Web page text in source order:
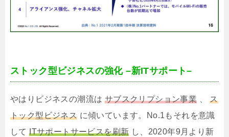
ストック型ビジネスの強化 –新ITサポート–
やはりビジネスの潮流は サブスクリプション事業 、ス
トック型ビジネス に傾いています。No.1もそれを意識
してITサポートサービスを刷新 し、2020年9月より新